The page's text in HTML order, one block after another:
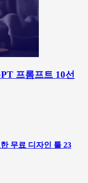
프롬프트 10선
무료 디자인 툴 23